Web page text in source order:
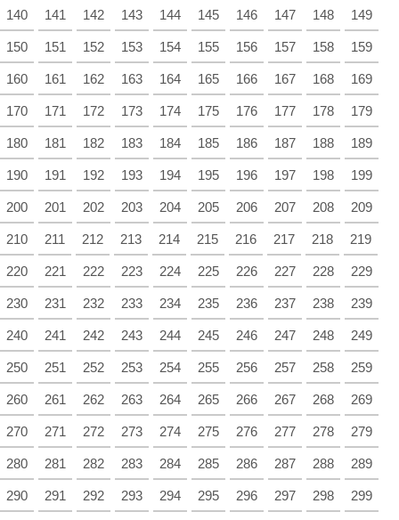
140 141 142 143 144 145 146 147 148 149
150 151 152 153 154 155 156 157 158 159
160 161 162 163 164 165 166 167 168 169
170 171 172 173 174 175 176 177 178 179
180 181 182 183 184 185 186 187 188 189
190 191 192 193 194 195 196 197 198 199
200 201 202 203 204 205 206 207 208 209
210 211 212 213 214 215 216 217 218 219
220 221 222 223 224 225 226 227 228 229
230 231 232 233 234 235 236 237 238 239
240 241 242 243 244 245 246 247 248 249
250 251 252 253 254 255 256 257 258 259
260 261 262 263 264 265 266 267 268 269
270 271 272 273 274 275 276 277 278 279
280 281 282 283 284 285 286 287 288 289
290 291 292 293 294 295 296 297 298 299